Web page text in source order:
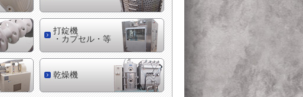
打錠機
・カプセル・等
乾燥機